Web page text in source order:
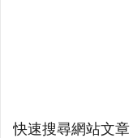
快速搜尋網站文章